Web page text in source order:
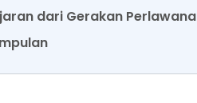
dari Gerakan